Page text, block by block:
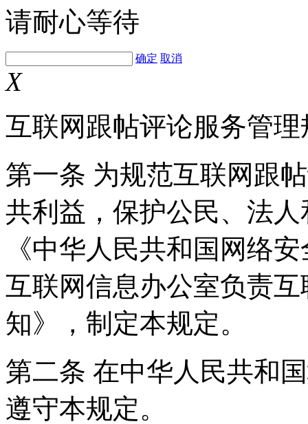
请耐心等待
确定 取消
X
互联网跟帖评论服务管理
第一条 为规范互联网跟
共利益，保护公民、法
《中华人民共和国网络
互联网信息办公室负责
知》，制定本规定。
第二条 在中华人民共和
遵守本规定。